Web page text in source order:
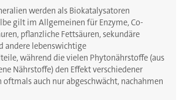
werden als Biokatalysatoren
gilt im Allgemeinen für Enzyme, Co-
pflanzliche Fettsäuren, sekundäre
andere lebenswichtige
während die vielen Phytonährstoffe (aus
Nährstoffe) den Effekt verschiedener
oftmals auch nur abgeschwächt, nachahmen